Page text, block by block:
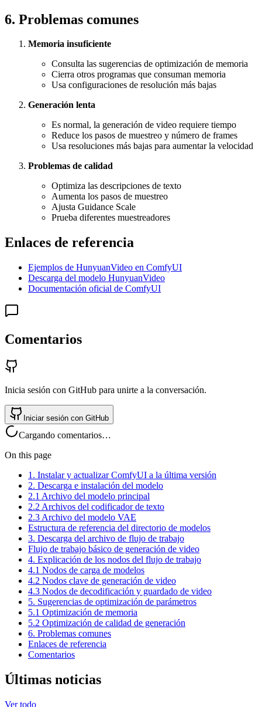
6. Problemas comunes
Memoria insuficiente
Consulta las sugerencias de optimización de memoria
Cierra otros programas que consuman memoria
Usa configuraciones de resolución más bajas
Generación lenta
Es normal, la generación de video requiere tiempo
Reduce los pasos de muestreo y número de frames
Usa resoluciones más bajas para aumentar la velocidad
Problemas de calidad
Optimiza las descripciones de texto
Aumenta los pasos de muestreo
Ajusta Guidance Scale
Prueba diferentes muestreadores
Enlaces de referencia
Ejemplos de HunyuanVideo en ComfyUI
Descarga del modelo HunyuanVideo
Documentación oficial de ComfyUI
Comentarios
Inicia sesión con GitHub para unirte a la conversación.
Iniciar sesión con GitHub
Cargando comentarios…
On this page
1. Instalar y actualizar ComfyUI a la última versión
2. Descarga e instalación del modelo
2.1 Archivo del modelo principal
2.2 Archivos del codificador de texto
2.3 Archivo del modelo VAE
Estructura de referencia del directorio de modelos
3. Descarga del archivo de flujo de trabajo
Flujo de trabajo básico de generación de video
4. Explicación de los nodos del flujo de trabajo
4.1 Nodos de carga de modelos
4.2 Nodos clave de generación de video
4.3 Nodos de decodificación y guardado de video
5. Sugerencias de optimización de parámetros
5.1 Optimización de memoria
5.2 Optimización de calidad de generación
6. Problemas comunes
Enlaces de referencia
Comentarios
Últimas noticias
Ver todo